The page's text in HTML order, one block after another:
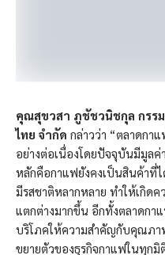
คุณสุขวสา ภูชัชวนิชกุล กรร
ไทย จำกัด กล่าวว่า “ตลาดกา
อย่างต่อเนื่องโดยปัจจุบันมีมูลค่
หลักคือกาแฟยังคงเป็นสินค้าที่
มีรสชาติหลากหลาย ทำให้เกิด
แตกต่างมากขึ้น อีกทั้งตลาดกา
บริโภคให้ความสำคัญกับคุณภา
ขยายตัวของธุรกิจกาแฟในทุก